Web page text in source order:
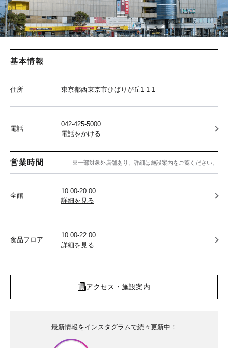
基本情報
住所 東京都西東京市ひばりが丘1-1-1
電話
042-425-5000
電話をかける
営業時間 ※一部対象外店舗あり、詳細は施設案内をご覧ください。
全館
10:00-20:00
詳細を見る
食品フロア
10:00-22:00
詳細を見る
アクセス・施設案内
最新情報をインスタグラムで続々更新中！